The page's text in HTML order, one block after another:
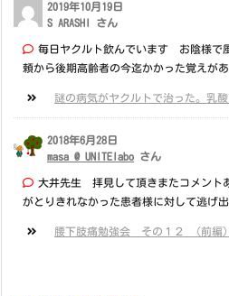
2019年10月19日
S ARASHI さん
毎日ヤクルト飲んでいます お陰様で
頼から後期高齢者の今迄かかった覚え
謎の病気がヤクルトで治った。乳
2018年6月28日
masa @ UNITElabo さん
大井先生 拝見して頂きまたコメント
がとりきれなかった患者様に対して逃げ
腰下肢痛勉強会 その１２ （前編